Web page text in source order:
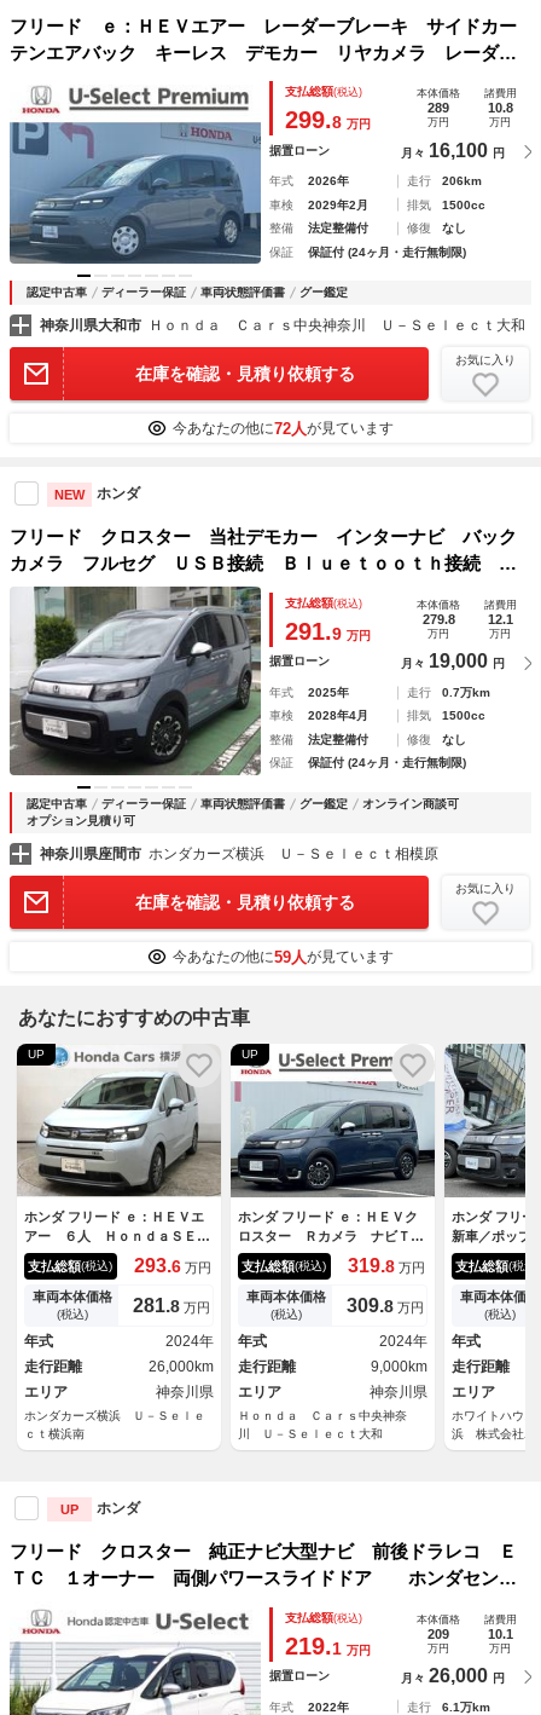
フリード ｅ：ＨＥＶエアー レーダーブレーキ サイドカー
テンエアバック キーレス デモカー リヤカメラ レーダー
クルーズ Ｂｌｕｅｔｏｏｔｈ Ｄレコ ＵＳＢ 両側自動ス
ライドドア ３列シート ＬＥＤヘッドライト
支払総額(税込)
299.8 万円
本体価格
289
万円
諸費用
10.8
万円
据置ローン 月々 16,100 円
年式 2026年 走行
206km
車検
2029年2月 排気
1500cc
整備
法定整備付 修復
なし
保証
保証付 (24ヶ月・走行無制限)
認定中古車 ディーラー保証 車両状態評価書 グー鑑定
神奈川県大和市 Ｈｏｎｄａ Ｃａｒｓ中央神奈川 Ｕ－Ｓｅｌｅｃｔ大和
在庫を確認・見積り依頼する
お気に入り
今あなたの他に72人が見ています
NEW ホンダ
フリード クロスター 当社デモカー インターナビ バック
カメラ フルセグ ＵＳＢ接続 Ｂｌｕｅｔｏｏｔｈ接続 Ｌ
ＥＤヘッドライト シートヒーター 両側電動スライドドア
純正アルミホイール ＥＴＣ リヤカメラ 展示車 ＬＫＡ
支払総額(税込)
291.9 万円
本体価格
279.8
万円
諸費用
12.1
万円
据置ローン 月々 19,000 円
年式 2025年 走行
0.7万km
車検
2028年4月 排気
1500cc
整備
法定整備付 修復
なし
保証
保証付 (24ヶ月・走行無制限)
認定中古車 ディーラー保証 車両状態評価書 グー鑑定
オンライン商談可
オプション見積り可
神奈川県座間市 ホンダカーズ横浜 Ｕ－Ｓｅｌｅｃｔ相模原
在庫を確認・見積り依頼する
お気に入り
今あなたの他に59人が見ています
あなたにおすすめの中古車
UP
ホンダ フリード ｅ：ＨＥＶエ
アー ６人 ＨｏｎｄａＳＥＮ
ＳＩＮＧ 前後ドラレコ メモ
リーナビ リアカメラ Ｂｌｕ
ｅｔｏｏｔｈ ＵＳＢ 両側電
動スライドドア ＥＴＣ パー
キングセンサー アルミホイー
ル ＬＥＤヘッドライト ワン
オーナー
支払総額(税込) 293.6 万円
車両本体価格
(税込) 281.8 万円
年式
2024年
走行距離
26,000km
エリア
神奈川県
ホンダカーズ横浜 Ｕ－Ｓｅｌｅ
ｃｔ横浜南
UP
ホンダ フリード ｅ：ＨＥＶク
ロスター Ｒカメラ ナビＴ
Ｖ 車線逸脱警告 ＷエアＢ
スマートキ サイドカーテンエ
アバック ＬＥＤライト ＣＭ
ＢＳ ドライブレコーダー Ａ
ＢＳ ＶＳＡ ＥＴＣ キーレ
ス Ｓヒーター ＵＳＢ
支払総額(税込) 319.8 万円
車両本体価格
(税込) 309.8 万円
年式
2024年
走行距離
9,000km
エリア
神奈川県
Ｈｏｎｄａ Ｃａｒｓ中央神奈
川 Ｕ－Ｓｅｌｅｃｔ大和
ホンダ フリ
新車／ポップ
Ｆヒーター／
回転シート／
ンセント／ベ
イバシーカー
ター／１５イ
イトハウス製
支払総額(税込)
車両本体価格
(税込)
年式
走行距離
エリア
ホワイトハウ
浜 株式会社ホ
UP ホンダ
フリード クロスター 純正ナビ大型ナビ 前後ドラレコ Ｅ
ＴＣ １オーナー 両側パワースライドドア ホンダセンシ
ング ＬＥＤヘッドライト Ｂカメラ シートヒーター
スマートキー 衝突軽減Ｂ フルオートエアコン 禁煙
支払総額(税込)
219.1 万円
本体価格
209
万円
諸費用
10.1
万円
据置ローン 月々 26,000 円
年式 2022年 走行
6.1万km